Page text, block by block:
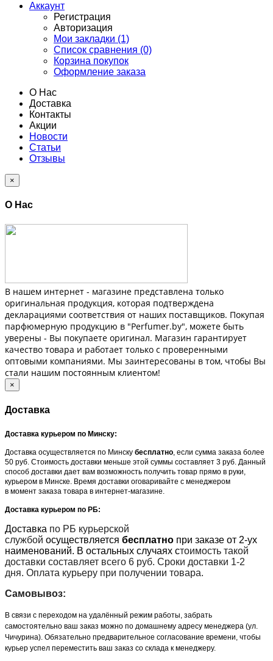
Аккаунт
Регистрация
Авторизация
Мои закладки (1)
Список сравнения (0)
Корзина покупок
Оформление заказа
О Нас
Доставка
Контакты
Акции
Новости
Статьи
Отзывы
×
О Нас
В нашем интернет - магазине представлена только
оригинальная продукция, которая подтверждена
декларациями соответствия от наших поставщиков. Покупая
парфюмерную продукцию в "Perfumer.by", можете быть
уверены - Вы покупаете оригинал. Магазин гарантирует
качество товара и работает только с проверенными
оптовыми компаниями. Мы заинтересованы в том, чтобы Вы
стали нашим постоянным клиентом!
×
Доставка
Доставка курьером по Минску:
Доставка осуществляется по Минску бесплатно, если сумма заказа более
50 руб. Стоимость доставки меньше этой суммы составляет 3 руб. Данный
способ доставки дает вам возможность получить товар прямо в руки,
курьером в Минске. Время доставки оговаривайте с менеджером
в момент заказа товара в интернет-магазине.
Доставка курьером по РБ:
Доставка по РБ курьерской
службой осуществляется бесплатно при заказе от 2-ух
наименований. В остальных случаях стоимость такой
доставки составляет всего 6 руб. Сроки доставки 1-2
дня. Оплата курьеру при получении товара.
Самовывоз:
В связи с переходом на удалённый режим работы, забрать
самостоятельно ваш заказ можно по домашнему адресу менеджера (ул.
Чичурина). Обязательно предварительное согласование времени, чтобы
курьер успел переместить ваш заказ со склада к менеджеру.